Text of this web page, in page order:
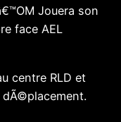
Jouera son
face AEL
centre RLD et